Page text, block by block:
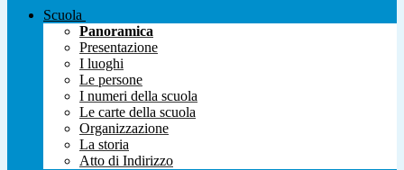
Scuola
Panoramica
Presentazione
I luoghi
Le persone
I numeri della scuola
Le carte della scuola
Organizzazione
La storia
Atto di Indirizzo